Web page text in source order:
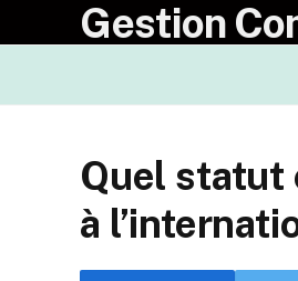
Gestion
Quel statut
à